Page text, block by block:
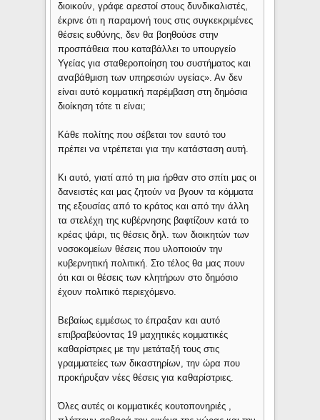
διοικούν, γράφε αρεστοί στους δυνδικαλιστές,
έκρινε ότι η παραμονή τους στις συγκεκριμένες
θέσεις ευθύνης, δεν θα βοηθούσε στην
προσπάθεια που καταβάλλει το υπουργείο
Υγείας για σταθεροποίηση του συστήματος και
αναβάθμιση των υπηρεσιών υγείας». Αν δεν
είναι αυτό κομματική παρέμβαση στη δημόσια
διοίκηση τότε τι είναι;
Κάθε πολίτης που σέβεται τον εαυτό του
πρέπει να ντρέπεται για την κατάσταση αυτή.
Κι αυτό, γιατί από τη μια ήρθαν στο σπίτι μας οι
δανειστές και μας ζητούν να βγουν τα κόμματα
της εξουσίας από το κράτος και από την άλλη
τα στελέχη της κυβέρνησης βαφτίζουν κατά το
κρέας ψάρι, τις θέσεις δηλ. των διοικητών των
νοσοκομείων θέσεις που υλοποιούν την
κυβερνητική πολιτική. Στο τέλος θα μας πουν
ότι και οι θέσεις των κλητήρων στο δημόσιο
έχουν πολιτικό περιεχόμενο.
Βεβαίως εμμέσως το έπραξαν και αυτό
επιβραβεύοντας 19 μαχητικές κομματικές
καθαρίστριες με την μετάταξή τους στις
γραμματείες των δικαστηρίων, την ώρα που
προκήρυξαν νέες θέσεις για καθαρίστριες.
Όλες αυτές οι κομματικές κουτοπονηριές ,